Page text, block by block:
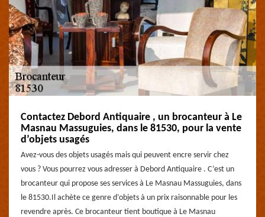
Contactez Debord Antiquaire , un brocanteur à Le
Masnau Massuguies, dans le 81530, pour la vente
d’objets usagés
Avez-vous des objets usagés mais qui peuvent encre servir chez
vous ? Vous pourrez vous adresser à Debord Antiquaire . C’est un
brocanteur qui propose ses services à Le Masnau Massuguies, dans
le 81530.Il achète ce genre d’objets à un prix raisonnable pour les
revendre après. Ce brocanteur tient boutique à Le Masnau